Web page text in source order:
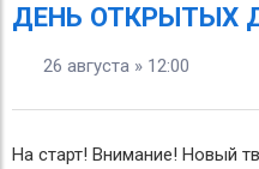
ДЕНЬ ОТКРЫТЫХ
26 августа » 12:00
На старт! Внимание! Новый